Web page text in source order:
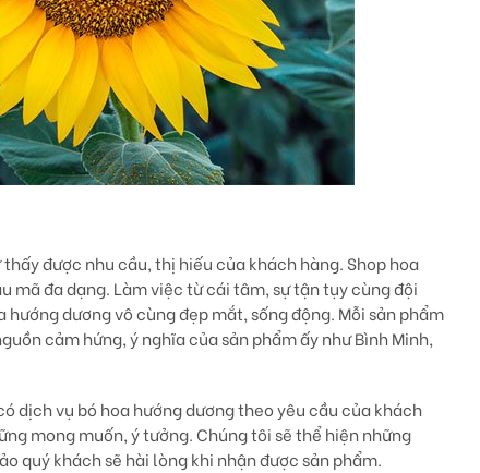
được nhu cầu, thị hiếu của khách hàng. Shop hoa
mã đa dạng. Làm việc từ cái tâm, sự tận tụy cùng đội
dương vô cùng đẹp mắt, sống động. Mỗi sản phẩm
cảm hứng, ý nghĩa của sản phẩm ấy như Bình Minh,
dịch vụ bó hoa hướng dương theo yêu cầu của khách
mong muốn, ý tưởng. Chúng tôi sẽ thể hiện những
quý khách sẽ hài lòng khi nhận được sản phẩm.